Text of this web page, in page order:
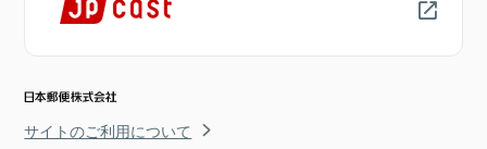
サイトのご利用について